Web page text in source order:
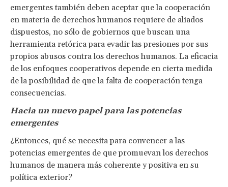
emergentes también deben aceptar que la cooperación
en materia de derechos humanos requiere de aliados
dispuestos, no sólo de gobiernos que buscan una
herramienta retórica para evadir las presiones por sus
propios abusos contra los derechos humanos. La eficacia
de los enfoques cooperativos depende en cierta medida
de la posibilidad de que la falta de cooperación tenga
consecuencias.
Hacia un nuevo papel para las potencias
emergentes
¿Entonces, qué se necesita para convencer a las
potencias emergentes de que promuevan los derechos
humanos de manera más coherente y positiva en su
política exterior?